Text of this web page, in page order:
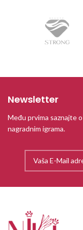
Newsletter
Među prvima saznajte
nagradnim igrama.